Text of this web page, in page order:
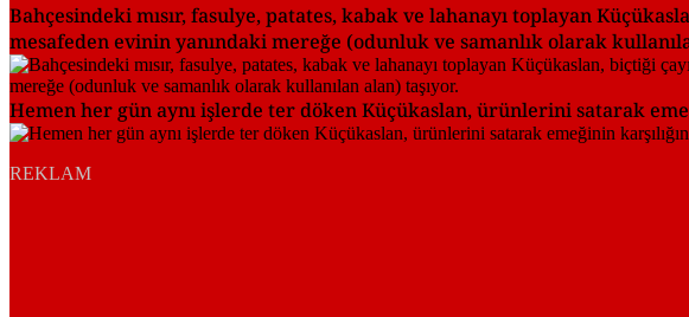
Bahçesindeki mısır, fasulye, patates, kabak ve lahanayı toplayan
mesafeden evinin yanındaki mereğe (odunluk ve samanlık olarak
Hemen her gün aynı işlerde ter döken Küçükaslan, ürünlerini satarak
REKLAM